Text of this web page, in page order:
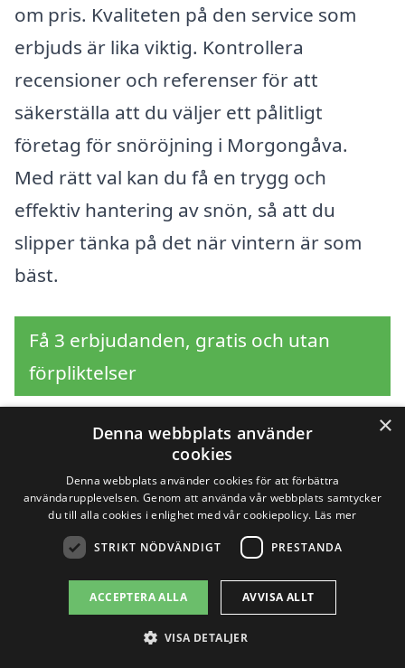
om pris. Kvaliteten på den service som
erbjuds är lika viktig. Kontrollera
recensioner och referenser för att
säkerställa att du väljer ett pålitligt
företag för snöröjning i Morgongåva.
Med rätt val kan du få en trygg och
effektiv hantering av snön, så att du
slipper tänka på det när vintern är som
bäst.
Få 3 erbjudanden, gratis och utan
förpliktelser
Sök efter en
professionell för
snöröjning i andra
städer nära
Morgongåva
×
Denna webbplats använder
cookies
Denna webbplats använder cookies för att förbättra
användarupplevelsen. Genom att använda vår webbplats samtycker
du till alla cookies i enlighet med vår cookiepolicy. Läs mer
STRIKT NÖDVÄNDIGT PRESTANDA
ACCEPTERA ALLA AVVISA ALLT
VISA DETALJER